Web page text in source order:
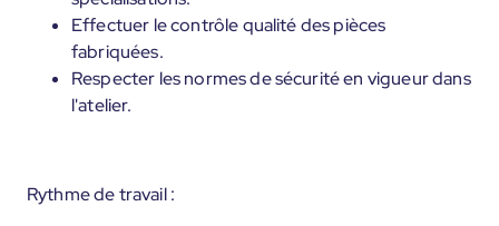
Effectuer le contrôle qualité des pièces
fabriquées.
Respecter les normes de sécurité en vigueur dans
l'atelier.
Rythme de travail :